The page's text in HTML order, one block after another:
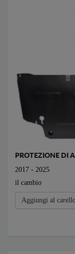
PROTEZIONE DI
2017 - 2025
il cambio
Aggiungi al